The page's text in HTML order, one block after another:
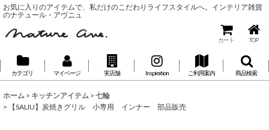
お気に入りのアイテムで、私だけのこだわりライフスタイルへ。インテリア雑貨
のナテュール・アヴニュ
カート TOP
カテゴリ マイページ 実店舗 Inspiration ご利用案内 商品検索
ホーム > キッチンアイテム > 七輪
>
【SALIU】炭焼きグリル 小専用 インナー 部品販売